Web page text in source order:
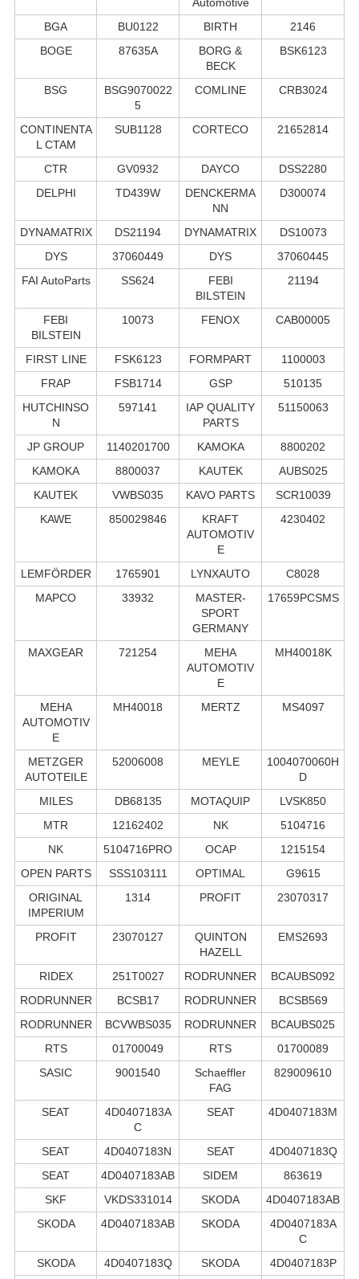
BGA
BU0122 BIRTH
2146
BOGE
87635A
BORG &
BECK
BSK6123
BSG
BSG9070022
5
COMLINE CRB3024
CONTINENTA
L CTAM
SUB1128 CORTECO 21652814
CTR GV0932 DAYCO
DSS2280
DELPHI
TD439W
DENCKERMA
NN
D300074
DYNAMATRIX DS21194 DYNAMATRIX
DS10073
DYS
37060449 DYS
37060445
FAI AutoParts
SS624
FEBI
BILSTEIN
21194
FEBI
BILSTEIN
10073 FENOX CAB00005
FIRST LINE FSK6123 FORMPART
1100003
FRAP
FSB1714 GSP
510135
HUTCHINSO
N
597141
IAP QUALITY
PARTS
51150063
JP GROUP 1140201700 KAMOKA
8800202
KAMOKA
8800037 KAUTEK
AUBS025
KAUTEK
VWBS035 KAVO PARTS
SCR10039
KAWE
850029846
KRAFT
AUTOMOTIV
E
4230402
LEMFÖRDER 1765901 LYNXAUTO
C8028
MAPCO
33932
MASTER-
SPORT
GERMANY
17659PCSMS
MAXGEAR 721254
MEHA
AUTOMOTIV
E
MH40018K
MEHA
AUTOMOTIV
E
MH40018 MERTZ MS4097
METZGER
AUTOTEILE
52006008 MEYLE
1004070060H
D
MILES
DB68135 MOTAQUIP
LVSK850
MTR
12162402 NK
5104716
NK
5104716PRO OCAP
1215154
OPEN PARTS
SSS103111 OPTIMAL
G9615
ORIGINAL
IMPERIUM
1314 PROFIT 23070317
PROFIT 23070127
QUINTON
HAZELL
EMS2693
RIDEX 251T0027 RODRUNNER
BCAUBS092
RODRUNNER
BCSB17 RODRUNNER
BCSB569
RODRUNNER
BCVWBS035 RODRUNNER
BCAUBS025
RTS
01700049 RTS
01700089
SASIC
9001540
Schaeffler
FAG
829009610
SEAT
4D0407183A
C
SEAT 4D0407183M
SEAT 4D0407183N SEAT
4D0407183Q
SEAT
4D0407183AB SIDEM
863619
SKF
VKDS331014 SKODA
4D0407183AB
SKODA
4D0407183AB SKODA
4D0407183A
C
SKODA
4D0407183Q SKODA
4D0407183P